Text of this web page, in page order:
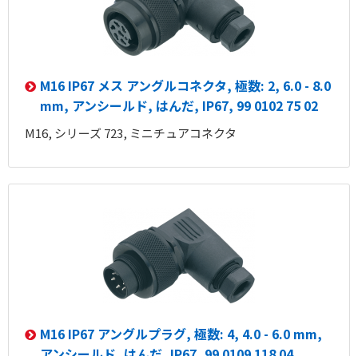
M16 IP67 メス アングルコネクタ, 極数: 2, 6.0 - 8.0
mm, アンシールド, はんだ, IP67, 99 0102 75 02
M16, シリーズ 723, ミニチュアコネクタ
M16 IP67 アングルプラグ, 極数: 4, 4.0 - 6.0 mm,